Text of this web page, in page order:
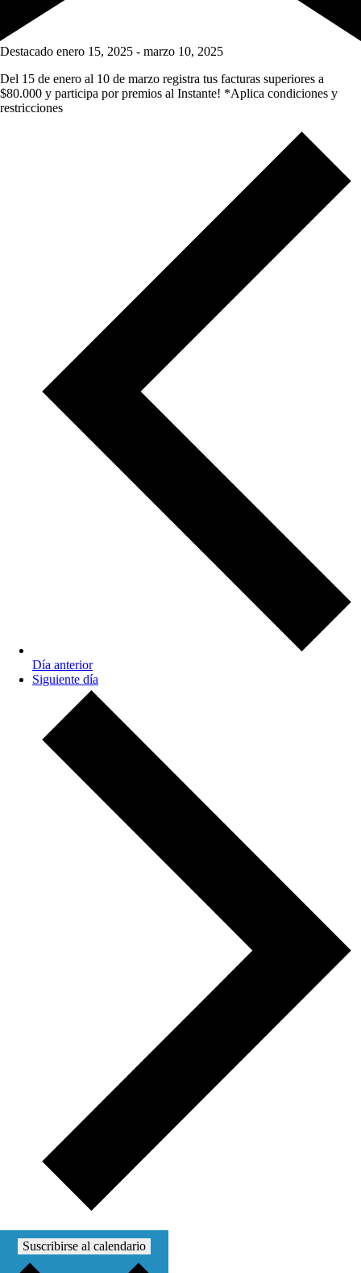
Destacado enero 15, 2025 - marzo 10, 2025
Del 15 de enero al 10 de marzo registra tus facturas superiores a
$80.000 y participa por premios al Instante! *Aplica condiciones y
restricciones
Día anterior
Siguiente día
Suscribirse al calendario